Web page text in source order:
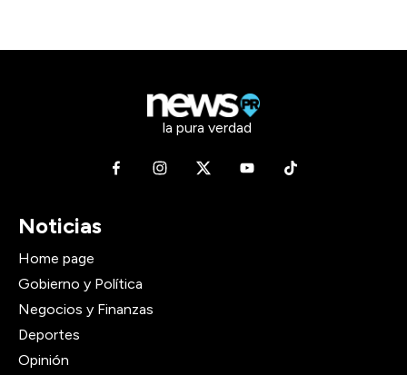
la pura verdad
Noticias
Home page
Gobierno y Política
Negocios y Finanzas
Deportes
Opinión